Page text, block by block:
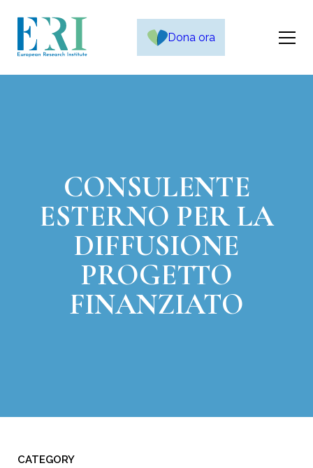
Dona ora
CONSULENTE
ESTERNO PER LA
DIFFUSIONE
PROGETTO
FINANZIATO
CATEGORY